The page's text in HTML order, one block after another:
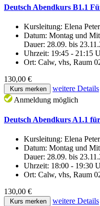
Deutsch Abendkurs B1.1
Kursleitung: Elena Peter
Datum: Montag und
Dauer: 28.09. bis
Uhrzeit: 19:45 - 21:15
Ort: Calw, vhs, Raum
130,00 €
Kurs merken
weitere Details
Anmeldung möglich
Deutsch Abendkurs A1.1
Kursleitung: Elena Peter
Datum: Montag und
Dauer: 28.09. bis
Uhrzeit: 18:00 - 19:30
Ort: Calw, vhs, Raum
130,00 €
Kurs merken
weitere Details